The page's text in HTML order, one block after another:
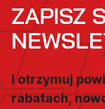
ZAPISZ
I otrzymuj
rabatach,